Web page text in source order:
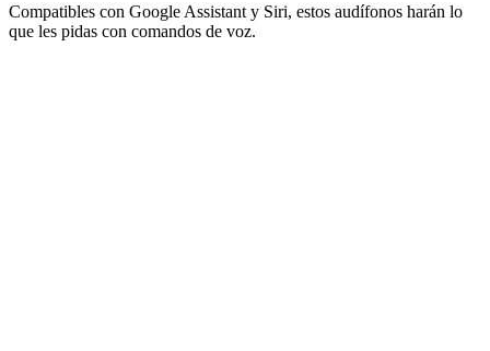
Compatibles con Google Assistant y Siri, estos audífonos harán lo
que les pidas con comandos de voz.